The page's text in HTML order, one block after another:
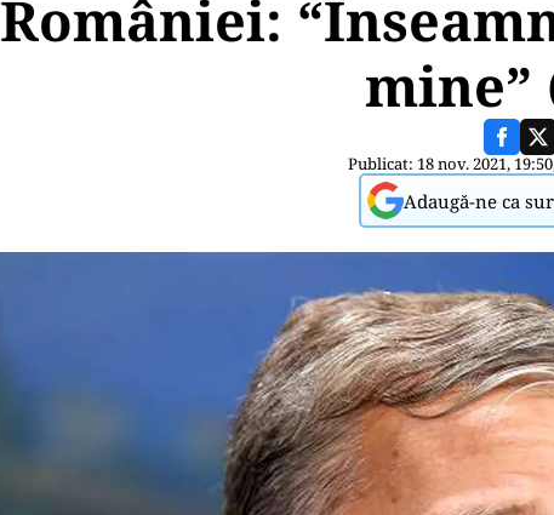
României:
mine”
Publicat: 18 nov. 2021,
Adaugă-ne ca